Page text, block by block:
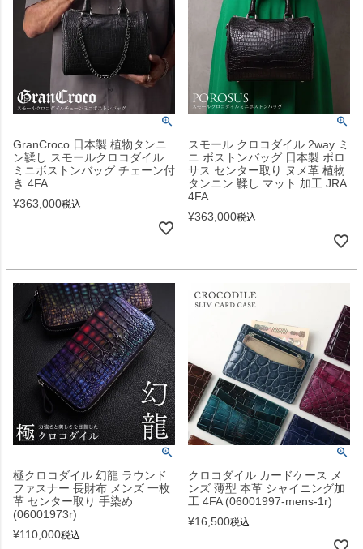
GranCroco 日本製 植物タンニ
ン鞣し スモールクロコダイル
ミニボストンバッグ チェーン付
き 4FA
¥363,000税込
スモール クロコダイル 2way ミ
ニ ボストンバッグ 日本製 ポロ
サス センター取り ヌメ革 植物
タンニン 鞣し マット 加工 JRA
4FA
¥363,000税込
極クロコダイル 幻龍 ラウンド
ファスナー 長財布 メンズ 一枚
革 センター取り 手染め
(06001973r)
¥110,000税込
クロコダイル カードケース メ
ンズ 薄型 本革 シャイニング加
工 4FA (06001997-mens-1r)
¥16,500税込